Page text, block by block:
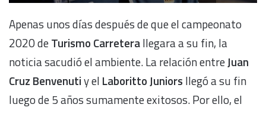
Apenas unos días después de que el campeonato
2020 deTurismo Carreterallegara a su fin, la
noticia sacudió el ambiente. La relación entreJuan
Cruz Benvenutiy el Laboritto Juniors llegó a su fin
luego de 5 años sumamente exitosos. Por ello, el